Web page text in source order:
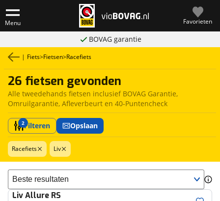
Menu Favorieten
BOVAG garantie
| Fiets>Fietsen>Racefiets
26 fietsen gevonden
Alle tweedehands fietsen inclusief BOVAG Garantie,
Omruilgarantie, Afleverbeurt en 40-Puntencheck
2Filteren Opslaan
Racefiets Liv
Sorteer resultaten
LivAllure RS